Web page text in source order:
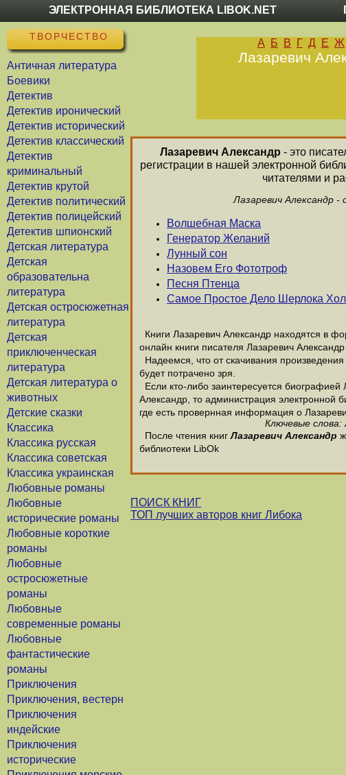
ЭЛЕКТРОННАЯ БИБЛИОТЕКА LIBOK.NET
ТВОРЧЕСТВО
Античная литература
Боевики
Детектив
Детектив иронический
Детектив исторический
Детектив классический
Детектив
криминальный
Детектив крутой
Детектив политический
Детектив полицейский
Детектив шпионский
Детская литература
Детская
образовательна
литература
Детская остросюжетная
литература
Детская
приключенческая
литература
Детская литература о
животных
Детские сказки
Классика
Классика русская
Классика советская
Классика украинская
Любовные романы
Любовные
исторические романы
Любовные короткие
романы
Любовные
остросюжетные
романы
Любовные
современные романы
Любовные
фантастические
романы
Приключения
Приключения, вестерн
Приключения
индейские
Приключения
исторические
А Б В Г Д Е Ж
Лазаревич
Лазаревич Александр - это
регистрации в нашей электронной
читателями и
Лазаревич Александр
Волшебная Маска
Генератор Желаний
Лунный сон
Назовем Его Фототроф
Песня Птенца
Самое Простое Дело Шерлока
Книги Лазаревич Александр находятся в
онлайн книги писателя Лазаревич
Надеемся, что от скачивания
будет потрачено зря.
Если кто-либо заинтересуется
Александр, то администрация электронной
где есть провернная информация о
Ключевые слова:
После чтения книгЛазаревич Александр
библиотеки LibOk
ПОИСК КНИГ
ТОП лучших авторов книг Либока